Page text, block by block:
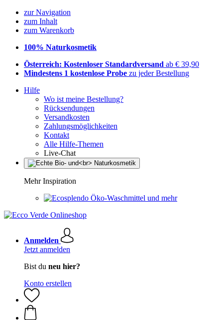
zur Navigation
zum Inhalt
zum Warenkorb
100% Naturkosmetik
Österreich: Kostenloser Standardversand ab € 39,90
Mindestens 1 kostenlose Probe zu jeder Bestellung
Hilfe
Wo ist meine Bestellung?
Rücksendungen
Versandkosten
Zahlungsmöglichkeiten
Kontakt
Alle Hilfe-Themen
Live-Chat
Mehr Inspiration
Öko-Waschmittel und mehr
Anmelden
Jetzt anmelden
Bist du neu hier?
Konto erstellen